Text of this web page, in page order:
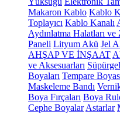
Makaron Kablo Kablo
Toplayıcı Kablo Kanalı
Aydınlatma Halatları
Paneli Lityum Akü Jel
AHŞAP VE İNŞAAT
ve Aksesuarları
Boyaları Tempare
Maskeleme Bandı
Boya Fırçaları Boya
Cephe Boyalar Astarlar